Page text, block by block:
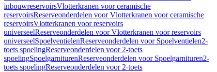
inbouwreservoirsVlotterkranen voor ceramische
reservoirsReserveonderdelen voor Vlotterkranen voor ceramische
reservoirsVlotterkranen voor reservoirs
universeelReserveonderdelen voor Vlotterkranen voor reservoirs
universeelSpoelventielenReserveonderdelen voor Spoelventielen2-
toets spoelingReserveonderdelen voor 2-toets
spoelingSpoelgarniturenReserveonderdelen voor Spoelgarnituren2-
toets spoelingReserveonderdelen voor 2-toets